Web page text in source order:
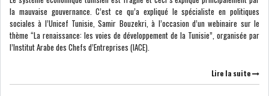
la mauvaise gouvernance. C’est ce qu’a expliqué le spécialiste en politiques
sociales à l’Unicef Tunisie, Samir Bouzekri, à l’occasion d’un webinaire sur le
thème “La renaissance: les voies de développement de la Tunisie”, organisée par
l’Institut Arabe des Chefs d’Entreprises (IACE).
Lire la suite